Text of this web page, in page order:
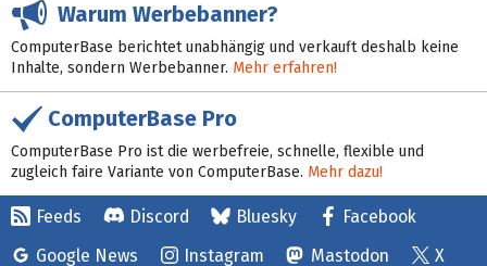
Warum Werbebanner?
ComputerBase berichtet unabhängig und verkauft deshalb keine
Inhalte, sondern Werbebanner. Mehr erfahren!
ComputerBase Pro
ComputerBase Pro ist die werbefreie, schnelle, flexible und
zugleich faire Variante von ComputerBase. Mehr dazu!
Feeds Discord Bluesky
Facebook
Google News
Instagram Mastodon X